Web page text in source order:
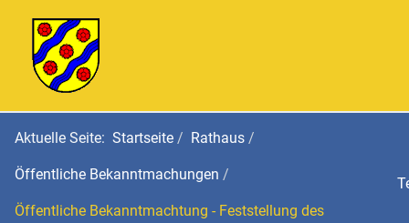
Aktuelle Seite: Startseite Rathaus
Öffentliche Bekanntmachungen
Öffentliche Bekanntmachtung - Feststellung des